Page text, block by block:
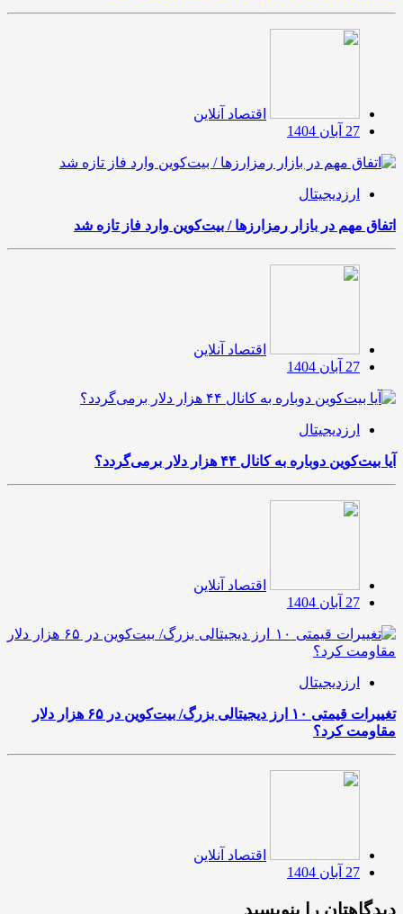
اقتصاد آنلاین
27 آبان 1404
ارزدیجیتال
اتفاق مهم در بازار رمزارزها / بیت‌کوین وارد فاز تازه شد
اقتصاد آنلاین
27 آبان 1404
ارزدیجیتال
آیا بیت‌کوین دوباره به کانال ۴۴ هزار دلار برمی‌گردد؟
اقتصاد آنلاین
27 آبان 1404
ارزدیجیتال
تغییرات قیمتی ۱۰ ارز دیجیتالی بزرگ/ بیت‌کوین در ۶۵ هزار دلار
مقاومت کرد؟
اقتصاد آنلاین
27 آبان 1404
دیدگاهتان را بنویسید